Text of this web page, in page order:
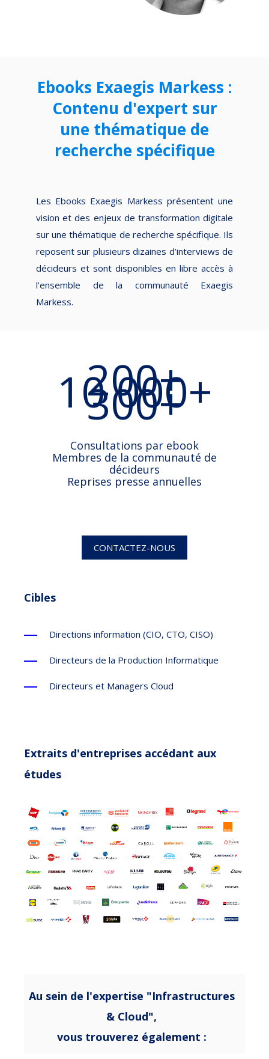
Ebooks Exaegis Markess :
Contenu d'expert sur
une thématique de
recherche spécifique
Les Ebooks Exaegis Markess présentent une
vision et des enjeux de transformation digitale
sur une thématique de recherche spécifique. Ils
reposent sur plusieurs dizaines d’interviews de
décideurs et sont disponibles en libre accès à
l'ensemble de la communauté Exaegis
Markess.
200+
10 000+
300+
Consultations par ebook
Membres de la communauté de
décideurs
Reprises presse annuelles
CONTACTEZ-NOUS
Cibles
Directions information (CIO, CTO, CISO)
Directeurs de la Production Informatique
Directeurs et Managers Cloud
Extraits d'entreprises accédant aux
études
Au sein de l'expertise "Infrastructures
& Cloud",
vous trouverez également :